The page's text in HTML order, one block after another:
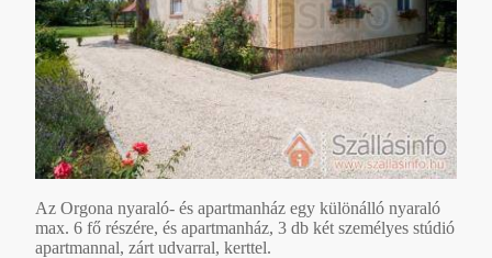
Az Orgona nyaraló- és apartmanház egy különálló nyaraló
max. 6 fő részére, és apartmanház, 3 db két személyes stúdió
apartmannal, zárt udvarral, kerttel.